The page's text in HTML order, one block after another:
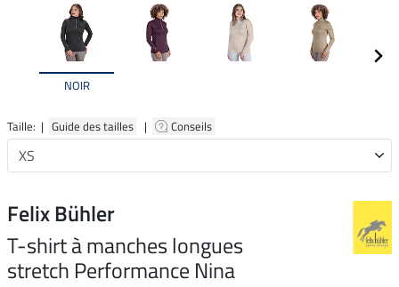
NOIR
Taille: | Guide des tailles | Conseils
Felix Bühler
T-shirt à manches longues
stretch Performance Nina